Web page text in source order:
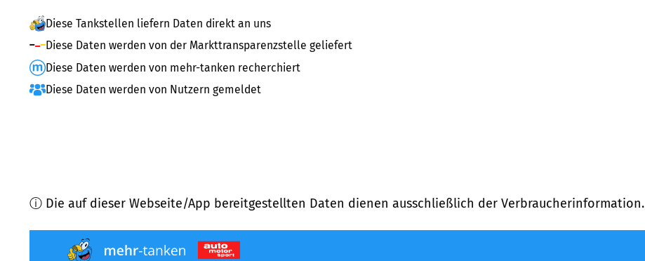
Diese Tankstellen liefern Daten direkt an uns
Diese Daten werden von der Markttransparenzstelle geliefert
Diese Daten werden von mehr-tanken recherchiert
Diese Daten werden von Nutzern gemeldet
ⓘ Die auf dieser Webseite/App bereitgestellten Daten dienen ausschließlich der Verbraucherinformation.